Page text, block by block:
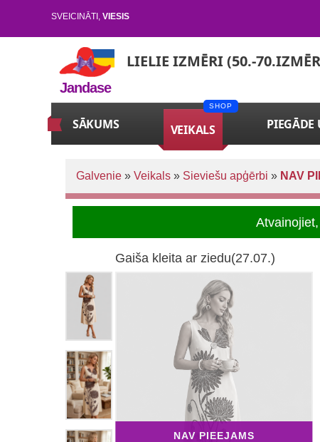
SVEICINĀTI , VIESIS
Jandase
LIELIE IZMĒRI (50.-
SĀKUMS VEIKALS PIEGĀDE
Galvenie » Veikals » Sieviešu apģērbi » NAV
Gaiša kleita ar ziedu(27.07.)
NAV PIEEJAMS